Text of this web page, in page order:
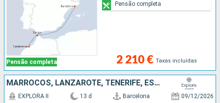
Pensão completa 2 210 € Taxas incluídas
Pensão completa
MARROCOS, LANZAROTE, TENERIFE, ESPANHA, PORTUGAL
EXPLORA II 13 d Barcelona 09/12/2026